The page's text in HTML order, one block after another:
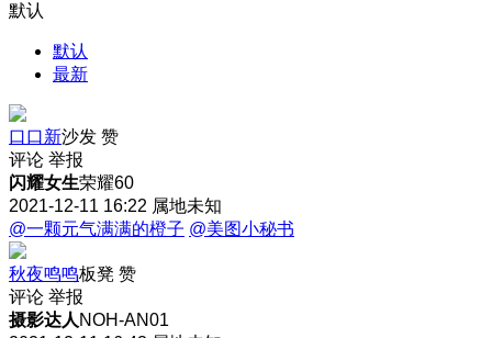
默认
默认
最新
口口新沙发 赞
评论 举报
闪耀女生荣耀60
2021-12-11 16:22 属地未知
@一颗元气满满的橙子 @美图小秘书
秋夜鸣鸣板凳 赞
评论 举报
摄影达人 NOH-AN01